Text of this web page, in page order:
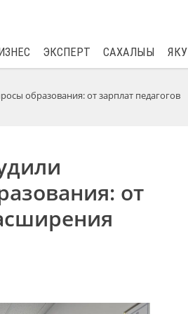
ЭКСПЕРТ САХАЛЫЫ
образования: от зарплат педагогов
от